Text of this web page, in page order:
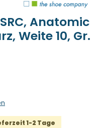
Anatomic
Weite 10, Gr.
1-2 Tage